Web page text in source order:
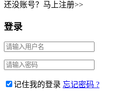
还没账号？马上注册>>
登录
记住我的登录 忘记密码 ?